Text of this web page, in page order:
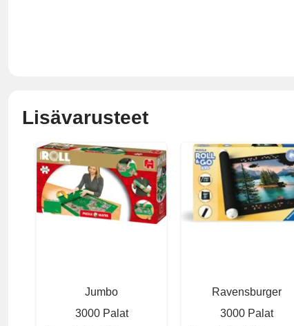
Lisävarusteet
Jumbo
3000 Palat
Ravensburger
3000 Palat